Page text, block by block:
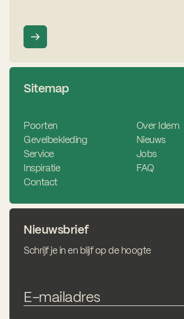
Sitemap
Poorten
Gevelbekleding
Service
Inspiratie
Contact
Over Idem
Nieuws
Jobs
FAQ
Nieuwsbrief
Schrijf je in en blijf op de hoogte